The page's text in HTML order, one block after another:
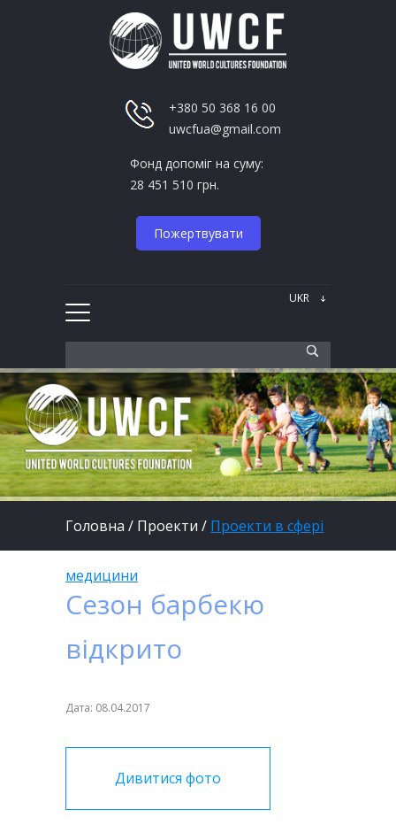
+380 50 368 16 00
uwcfua@gmail.com
Фонд допоміг на суму:
28 451 510 грн.
Пожертвувати
Головна / Проекти / Проекти в сфері
медицини
Сезон барбекю
відкрито
Дата: 08.04.2017
Дивитися фото